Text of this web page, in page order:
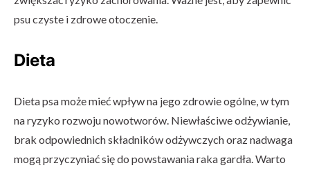
psu czyste i zdrowe otoczenie.
Dieta
Dieta psa może mieć wpływ na jego zdrowie ogólne, w tym
na ryzyko rozwoju nowotworów. Niewłaściwe odżywianie,
brak odpowiednich składników odżywczych oraz nadwaga
mogą przyczyniać się do powstawania raka gardła. Warto